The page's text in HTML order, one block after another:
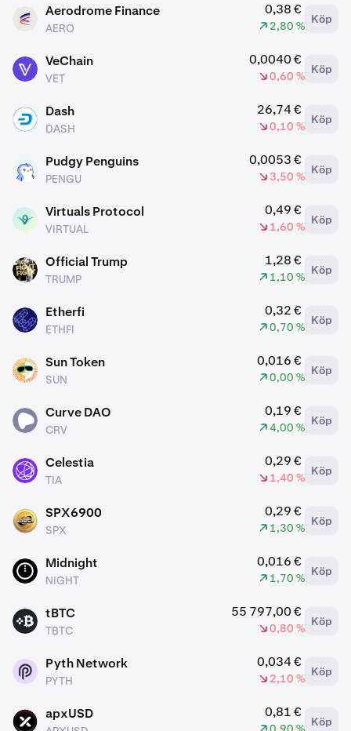
AERO Aerodrome Finance
AERO
0,38 €
2,80 %
Köp
VET VeChain
VET
0,0040 €
0,60 %
Köp
DASH Dash
DASH
26,74 €
0,10 %
Köp
PENGU Pudgy Penguins
PENGU
0,0053 €
3,50 %
Köp
VIRTUAL Virtuals Protocol
VIRTUAL
0,49 €
1,60 %
Köp
TRUMP Official Trump
TRUMP
1,28 €
1,10 %
Köp
ETHFI Etherfi
ETHFI
0,32 €
0,70 %
Köp
SUN Sun Token
SUN
0,016 €
0,00 %
Köp
Curve DAO
CRV
0,19 €
4,00 %
Köp
TIA Celestia
TIA
0,29 €
1,40 %
Köp
SPX SPX6900
SPX
0,29 €
1,30 %
Köp
NIGHT Midnight
NIGHT
0,016 €
1,70 %
Köp
TBTC tBTC
TBTC
55 797,00 €
0,80 %
Köp
PYTH Pyth Network
PYTH
0,034 €
2,10 %
Köp
APXUSD apxUSD 0,81 €
Köp